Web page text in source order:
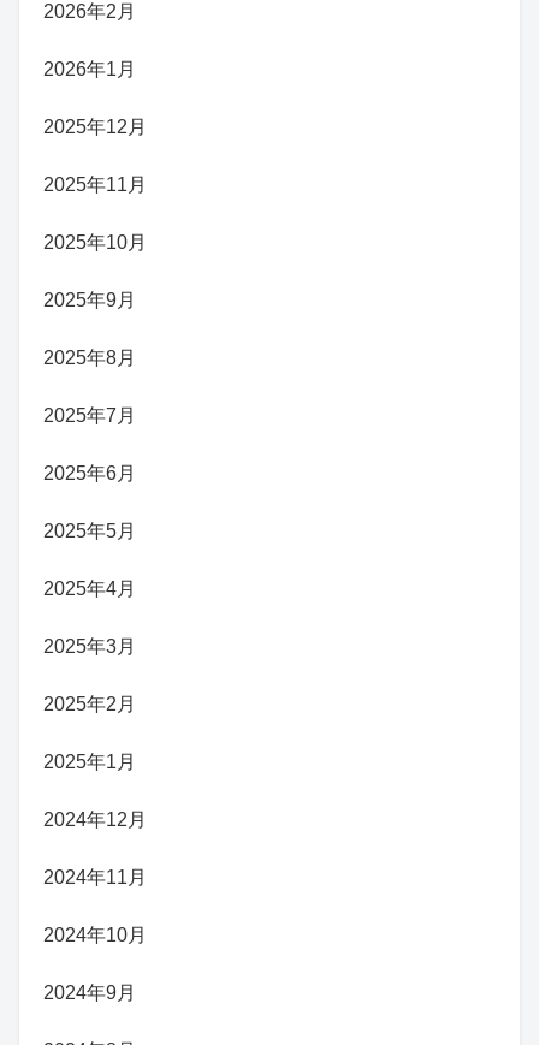
2026年2月
2026年1月
2025年12月
2025年11月
2025年10月
2025年9月
2025年8月
2025年7月
2025年6月
2025年5月
2025年4月
2025年3月
2025年2月
2025年1月
2024年12月
2024年11月
2024年10月
2024年9月